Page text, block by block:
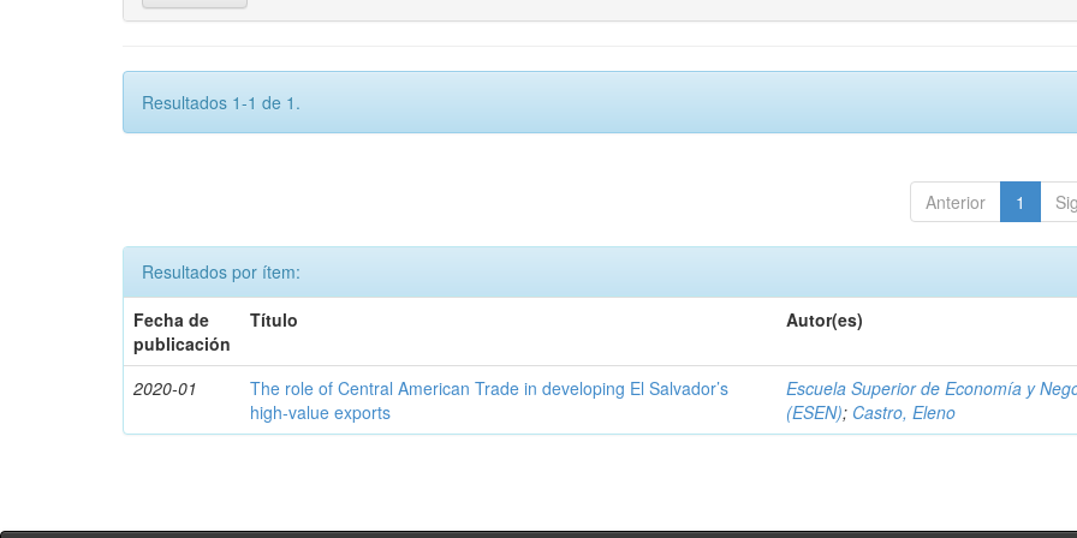
Resultados 1-1 de 1.
Anterior 1
Resultados por ítem:
Fecha de
publicación
Título Autor(es)
2020-01
The role of Central American Trade in developing El Salvador’s
high-value exports
Escuela Superior de Economía y
(ESEN); Castro, Eleno